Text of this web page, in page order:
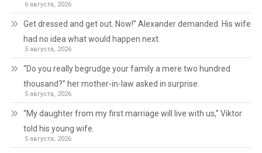
6 августа, 2026
Get dressed and get out. Now!” Alexander demanded. His wife
had no idea what would happen next.
5 августа, 2026
“Do you really begrudge your family a mere two hundred
thousand?” her mother-in-law asked in surprise.
5 августа, 2026
“My daughter from my first marriage will live with us,” Viktor
told his young wife.
5 августа, 2026